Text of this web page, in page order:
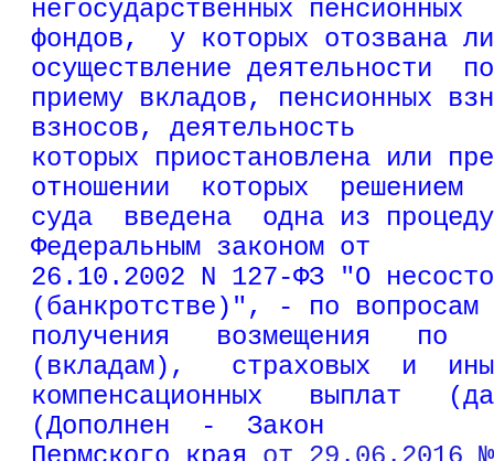
негосударственных пенсионных
фондов,  у которых отозвана
осуществление деятельности  по
приему вкладов, пенсионных
взносов, деятельность
которых приостановлена или
отношении  которых  решением
суда  введена  одна из
Федеральным законом от
26.10.2002 N 127-ФЗ "О
(банкротстве)", - по вопросам
получения   возмещения   по
(вкладам),   страховых  и
компенсационных   выплат
(Дополнен  -  Закон